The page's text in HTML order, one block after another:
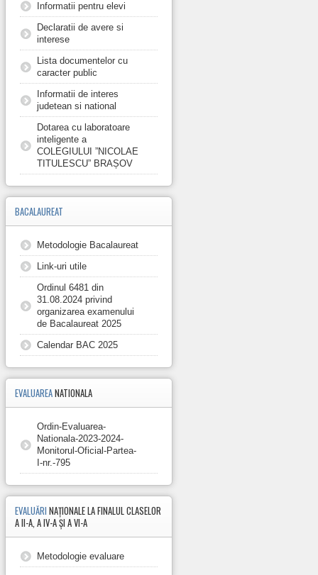
Informatii pentru elevi
Declaratii de avere si
interese
Lista documentelor cu
caracter public
Informatii de interes
judetean si national
Dotarea cu laboratoare
inteligente a
COLEGIULUI ”NICOLAE
TITULESCU” BRAȘOV
BACALAUREAT
Metodologie Bacalaureat
Link-uri utile
Ordinul 6481 din
31.08.2024 privind
organizarea examenului
de Bacalaureat 2025
Calendar BAC 2025
EVALUAREANATIONALA
Ordin-Evaluarea-
Nationala-2023-2024-
Monitorul-Oficial-Partea-
I-nr.-795
EVALUĂRI NAȚIONALE LA FINALUL CLASELOR
A II-A, A IV-A ȘI A VI-A
Metodologie evaluare